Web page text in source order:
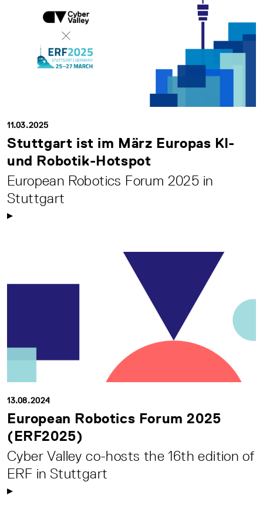
11.03.2025
Stuttgart ist im März Europas KI-
und Robotik-Hotspot
European Robotics Forum 2025 in
Stuttgart
13.08.2024
European Robotics Forum 2025
(ERF2025)
Cyber Valley co-hosts the 16th edition of
ERF in Stuttgart